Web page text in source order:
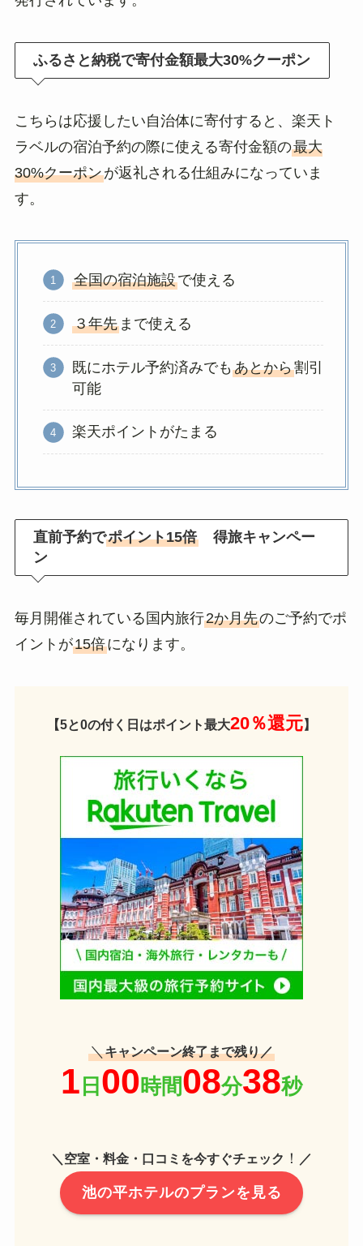
ふるさと納税で寄付金額最大30%クーポン
こちらは応援したい自治体に寄付すると、楽天ト
ラベルの宿泊予約の際に使える寄付金額の最大
30%クーポンが返礼される仕組みになっていま
す。
全国の宿泊施設で使える
３年先 まで使える
既にホテル予約済みでもあとから割引
可能
楽天ポイントがたまる
直前予約でポイント15倍 得旅キャンペー
ン
毎月開催されている国内旅行2か月先のご予約でポ
イントが15倍になります。
【5と0の付く日はポイント最大20％還元】
＼キャンペーン終了まで残り／
＼空室・料金・口コミを今すぐチェック ！ ／
池の平ホテルのプランを見る